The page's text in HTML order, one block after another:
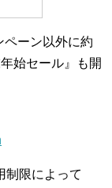
ペーン以外に約
始セール』も開
制限によって